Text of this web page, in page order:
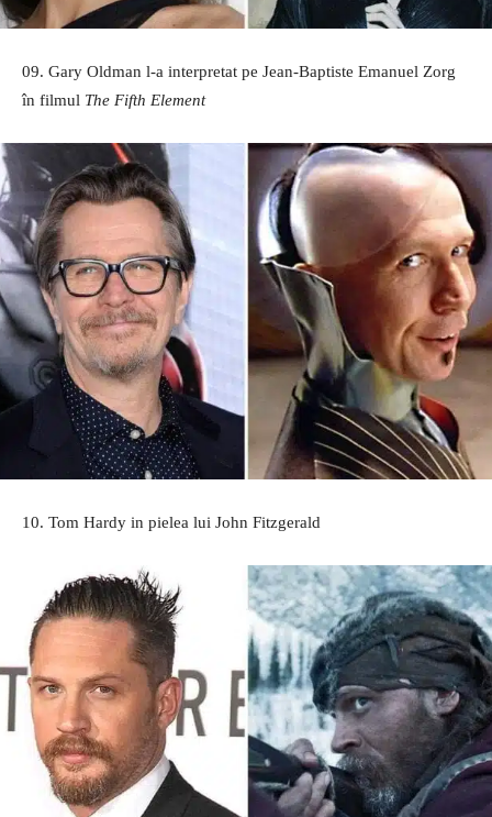
09. Gary Oldman l-a interpretat pe Jean-Baptiste Emanuel Zorg
în filmul The Fifth Element
10. Tom Hardy in pielea lui John Fitzgerald